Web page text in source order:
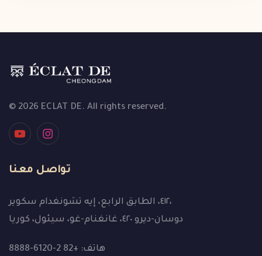
© 2026 ECLAT DE. All rights reserved.
تواصل معنا
٤١٢، الطابق الرابع، إيه تشونغدام سكوير،
دوسان-ديرو ٤٢٠، غانغنام-غو، سيئول، كوريا
هاتف: +82 2-6120-8888